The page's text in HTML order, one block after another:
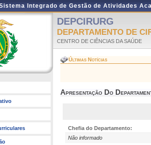
Integrado de Gestão de Atividades
DEPCIRURG
DEPARTAMENTO DE
CENTRO DE CIÊNCIAS DA SAÚDE
Últimas Notícias
Apresentação Do
Chefia do Departamento:
Não informado